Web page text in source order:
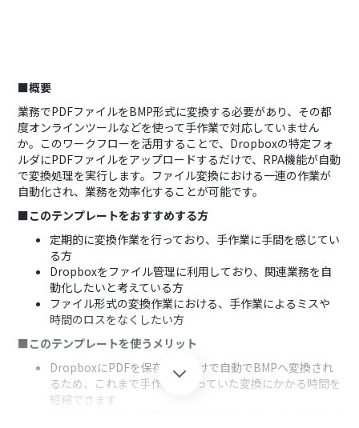
■概要
業務でPDFファイルをBMP形式に変換する必要があり、その都
度オンラインツールなどを使って手作業で対応していません
か。このワークフローを活用することで、Dropboxの特定フォ
ルダにPDFファイルをアップロードするだけで、RPA機能が自動
で変換処理を実行します。ファイル変換における一連の作業が
自動化され、業務を効率化することが可能です。
■このテンプレートをおすすめする方
定期的に変換作業を行っており、手作業に手間を感じてい
る方
Dropboxをファイル管理に利用しており、関連業務を自
動化したいと考えている方
ファイル形式の変換作業における、手作業によるミスや
時間のロスをなくしたい方
■このテンプレートを使うメリット
DropboxにPDFを保存するだけで自動でBMPへ変換され
るため、これまで手作業で行っていた変換にかかる時間を
短縮できます